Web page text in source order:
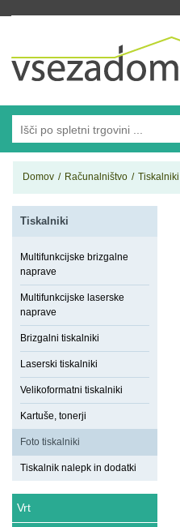
Domov / Računalništvo / Tiskalniki
Tiskalniki
Multifunkcijske brizgalne
naprave
Multifunkcijske laserske
naprave
Brizgalni tiskalniki
Laserski tiskalniki
Velikoformatni tiskalniki
Kartuše, tonerji
Foto tiskalniki
Tiskalnik nalepk in dodatki
Vrt